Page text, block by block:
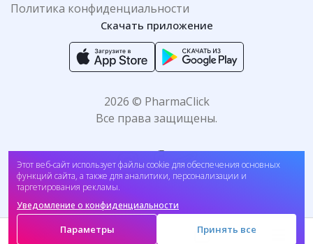
Этот веб-сайт использует файлы cookie для обеспечения основных
функций сайта, а также для аналитики, персонализации и
таргетирования рекламы.
Уведомление о конфиденциальности
Параметры Принять все
Политика конфиденциальности
Скачать приложение
2026 © PharmaClick
Все права защищены.
Принимаем к оплате: